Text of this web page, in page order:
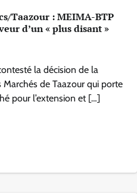
Taazour : MEIMA-BTP
d’un « plus disant »
la décision de la
de Taazour qui porte
pour l’extension et […]